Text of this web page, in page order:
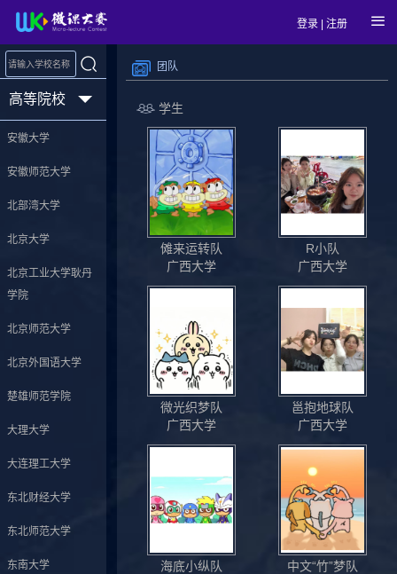
登录 |注册
高等院校
安徽大学
安徽师范大学
北部湾大学
北京大学
北京工业大学耿丹
学院
北京师范大学
北京外国语大学
楚雄师范学院
大理大学
大连理工大学
东北财经大学
东北师范大学
东南大学
团队
学生
傩来运转队
广西大学
R小队
广西大学
微光织梦队
广西大学
邕抱地球队
广西大学
海底小纵队
中文“竹”梦队